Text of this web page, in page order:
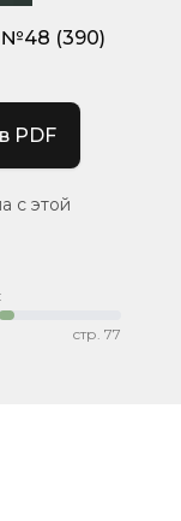
(390)
PDF
с этой
стр. 77